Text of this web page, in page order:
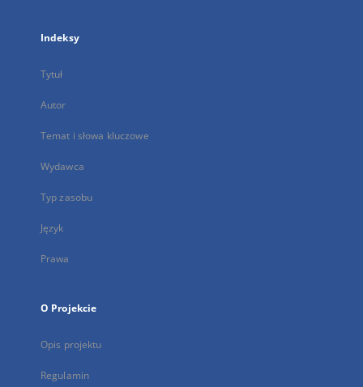
Indeksy
Tytuł
Autor
Temat i słowa kluczowe
Wydawca
Typ zasobu
Język
Prawa
O Projekcie
Opis projektu
Regulamin